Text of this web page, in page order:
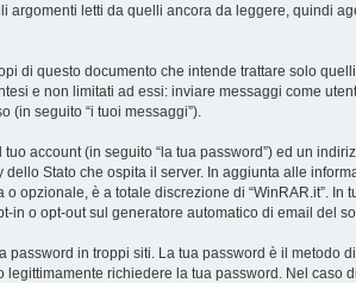
argomenti letti da quelli ancora da leggere, quindi
di questo documento che intende trattare solo
e non limitati ad essi: inviare messaggi come
(in seguito “i tuoi messaggi”).
account (in seguito “la tua password”) ed un
Stato che ospita il server. In aggiunta alle
opzionale, è a totale discrezione di “WinRAR.it”. In
o opt-out sul generatore automatico di email del
in troppi siti. La tua password è il metodo
legittimamente richiedere la tua password. Nel caso